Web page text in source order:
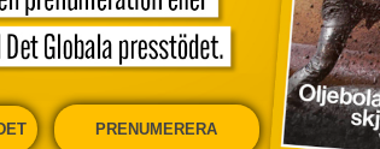
Milstolpe passerades
PRENUMERERA